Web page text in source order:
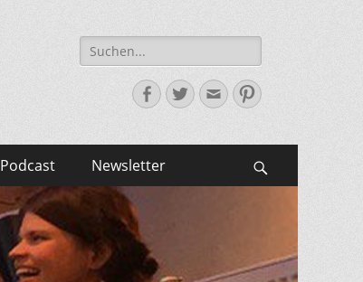
Suche
nach:
Facebook
Twitter
E-
Mail-
Pinterest
Podcast Newsletter